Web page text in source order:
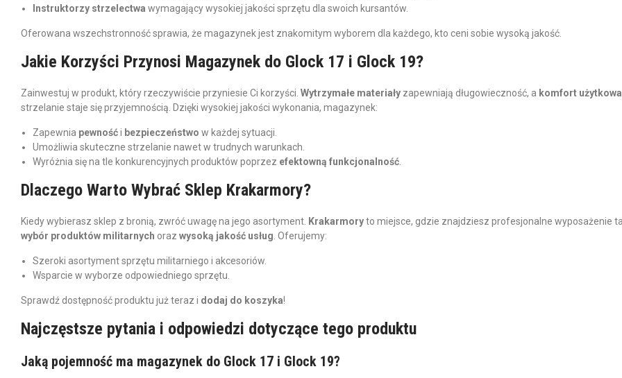
Instruktorzy strzelectwa wymagający wysokiej jakości sprzętu dla swoich kursantów.
Oferowana wszechstronność sprawia, że magazynek jest znakomitym wyborem dla każdego, kto ceni sobie wysoką jakość.
Jakie Korzyści Przynosi Magazynek do Glock 17 i Glock 19?
Zainwestuj w produkt, który rzeczywiście przyniesie Ci korzyści. Wytrzymałe materiały zapewniają długowieczność, a komfort
strzelanie staje się przyjemnością. Dzięki wysokiej jakości wykonania, magazynek:
Zapewnia pewnośći bezpieczeństwo w każdej sytuacji.
Umożliwia skuteczne strzelanie nawet w trudnych warunkach.
Wyróżnia się na tle konkurencyjnych produktów poprzez efektowną funkcjonalność
Dlaczego Warto Wybrać Sklep Krakarmory?
Kiedy wybierasz sklep z bronią, zwróć uwagę na jego asortyment. Krakarmoryto miejsce, gdzie znajdziesz profesjonalne wyposażenie
wybór produktów militarnych oraz wysoką jakość usług . Oferujemy:
Szeroki asortyment sprzętu militarniego i akcesoriów.
Wsparcie w wyborze odpowiedniego sprzętu.
Sprawdź dostępność produktu już teraz i dodaj do koszyka!
Najczęstsze pytania i odpowiedzi dotyczące tego produktu
Jaką pojemność ma magazynek do Glock 17 i Glock 19?